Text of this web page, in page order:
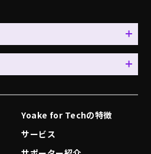
Yoake for Techの特徴
サービス